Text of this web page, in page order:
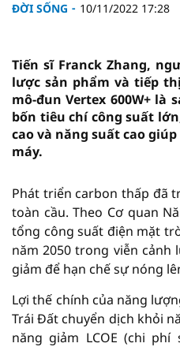
ĐỜI SỐNG 10/11/2022 17:28
Tiến sĩ Franck Zhang,
lược sản phẩm và tiếp
mô-đun Vertex 600W+ là
bốn tiêu chí công suất
cao và năng suất cao giúp
máy.
Phát triển carbon thấp đã
toàn cầu. Theo Cơ quan
tổng công suất điện mặt
năm 2050 trong viễn
giảm để hạn chế sự nóng
Lợi thế chính của năng
Trái Đất chuyển dịch khỏi
năng giảm LCOE (chi